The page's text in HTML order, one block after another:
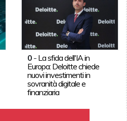
0 - La sfida dell'IA in
Europa: Deloitte chiede
nuovi investimenti in
sovranità digitale e
finanziaria